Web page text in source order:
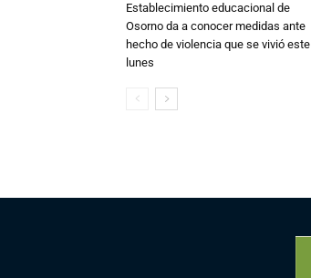
Establecimiento educacional de
Osorno da a conocer medidas ante
hecho de violencia que se vivió este
lunes